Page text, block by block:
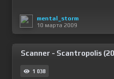
mental_storm
10 марта 2009
Scanner - Scantropolis
1 038